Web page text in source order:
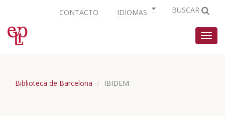
CONTACTO IDIOMAS BUSCAR
Biblioteca de Barcelona IBIDEM